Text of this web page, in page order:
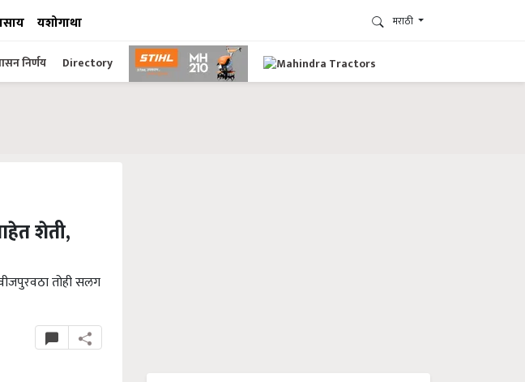
यशोगाथा मराठी
निर्णय Directory
शेती,
तोही सलग